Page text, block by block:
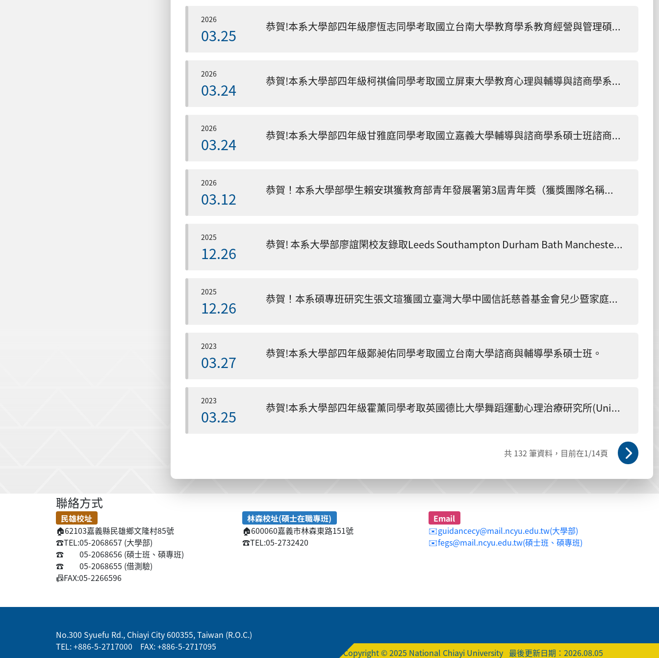
2026
03.25 恭賀!本系大學部四年級廖恆志同學考取國立台南大學教育學系教育經營與管理碩士班。
2026
03.24 恭賀!本系大學部四年級柯祺倫同學考取國立屏東大學教育心理與輔導與諮商學系碩士班。
2026
03.24 恭賀!本系大學部四年級甘雅庭同學考取國立嘉義大學輔導與諮商學系碩士班諮商心理組。
2026
03.12 恭賀！本系大學部學生賴安琪獲教育部青年發展署第3屆青年獎（獲獎團隊名稱：深耕藍海）
2025
12.26 恭賀! 本系大學部廖誼閑校友錄取Leeds Southampton Durham Bath Manchester King's College London, KCL
2025
12.26 恭賀！本系碩專班研究生張文瑄獲國立臺灣大學中國信託慈善基金會兒少暨家庭研究中心114年度碩博士論文獎助學金
2023
03.27 恭賀!本系大學部四年級鄭昶佑同學考取國立台南大學諮商與輔導學系碩士班。
2023
03.25 恭賀!本系大學部四年級霍薰同學考取英國德比大學舞蹈運動心理治療研究所(University of Derby Dance Movement Psychotherapy)。
共 132 筆資料，目前在1/14頁
聯絡方式
民雄校址
🏠62103嘉義縣民雄鄉文隆村85號
☎️TEL:05-2068657 (大學部)
☎️ 05-2068656 (碩士班、碩專班)
☎️ 05-2068655 (借測驗)
📠FAX:05-2266596
林森校址(碩士在職專班)
🏠600060嘉義市林森東路151號
☎️TEL:05-2732420
Email
✉️guidancecy@mail.ncyu.edu.tw(大學部)
✉️fegs@mail.ncyu.edu.tw(碩士班、碩專班)
No.300 Syuefu Rd., Chiayi City 600355, Taiwan (R.O.C.)
TEL: +886-5-2717000 FAX: +886-5-2717095
Copyright © 2025 National Chiayi University 最後更新日期：2026.08.05